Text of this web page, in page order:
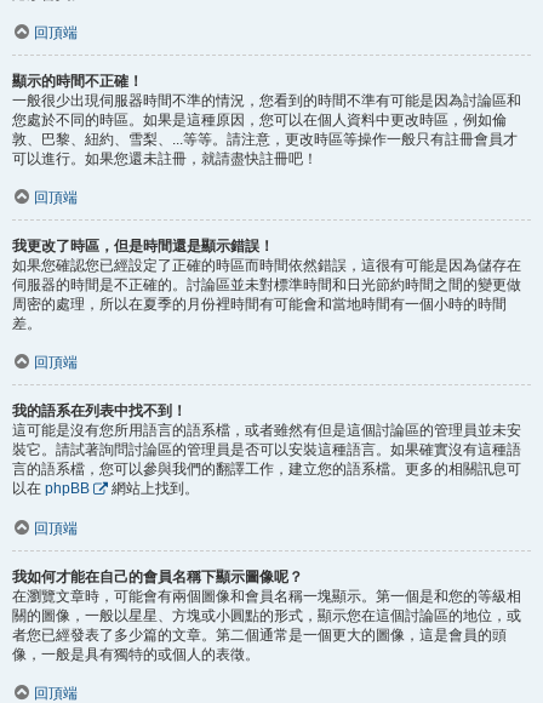
回頂端
顯示的時間不正確！
一般很少出現伺服器時間不準的情況，您看到的時間不準有可能是因為討論區和
您處於不同的時區。如果是這種原因，您可以在個人資料中更改時區，例如倫
敦、巴黎、紐約、雪梨、...等等。請注意，更改時區等操作一般只有註冊會員才
可以進行。如果您還未註冊，就請盡快註冊吧！
回頂端
我更改了時區，但是時間還是顯示錯誤！
如果您確認您已經設定了正確的時區而時間依然錯誤，這很有可能是因為儲存在
伺服器的時間是不正確的。討論區並未對標準時間和日光節約時間之間的變更做
周密的處理，所以在夏季的月份裡時間有可能會和當地時間有一個小時的時間
差。
回頂端
我的語系在列表中找不到！
這可能是沒有您所用語言的語系檔，或者雖然有但是這個討論區的管理員並未安
裝它。請試著詢問討論區的管理員是否可以安裝這種語言。如果確實沒有這種語
言的語系檔，您可以參與我們的翻譯工作，建立您的語系檔。更多的相關訊息可
以在 phpBB 網站上找到。
回頂端
我如何才能在自己的會員名稱下顯示圖像呢？
在瀏覽文章時，可能會有兩個圖像和會員名稱一塊顯示。第一個是和您的等級相
關的圖像，一般以星星、方塊或小圓點的形式，顯示您在這個討論區的地位，或
者您已經發表了多少篇的文章。第二個通常是一個更大的圖像，這是會員的頭
像，一般是具有獨特的或個人的表徵。
回頂端